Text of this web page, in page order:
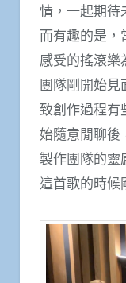
情，一起期待
而有趣的是，
感受的搖滾樂
團隊剛開始見
致創作過程有
始隨意閒聊後
製作團隊的靈
這首歌的時候